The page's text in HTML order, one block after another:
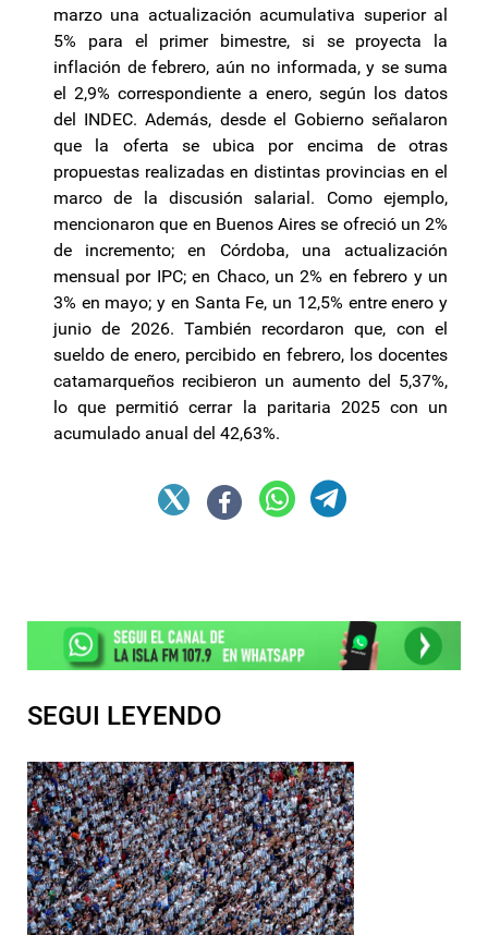
marzo una actualización acumulativa superior al
5% para el primer bimestre, si se proyecta la
inflación de febrero, aún no informada, y se suma
el 2,9% correspondiente a enero, según los datos
del INDEC. Además, desde el Gobierno señalaron
que la oferta se ubica por encima de otras
propuestas realizadas en distintas provincias en el
marco de la discusión salarial. Como ejemplo,
mencionaron que en Buenos Aires se ofreció un 2%
de incremento; en Córdoba, una actualización
mensual por IPC; en Chaco, un 2% en febrero y un
3% en mayo; y en Santa Fe, un 12,5% entre enero y
junio de 2026. También recordaron que, con el
sueldo de enero, percibido en febrero, los docentes
catamarqueños recibieron un aumento del 5,37%,
lo que permitió cerrar la paritaria 2025 con un
acumulado anual del 42,63%.
SEGUI LEYENDO